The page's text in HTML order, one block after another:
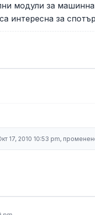
модули за
интересна за
17, 2010 10:53 pm,